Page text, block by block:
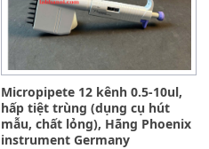
Micropipete 12 kênh 0.5-10ul,
hấp tiệt trùng (dụng cụ hút
mẫu, chất lỏng), Hãng Phoenix
instrument Germany